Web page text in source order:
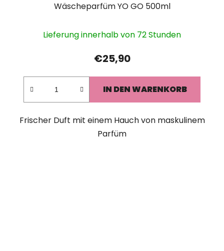
Wäscheparfüm YO GO 500ml
Lieferung innerhalb von 72 Stunden
€25,90
IN DEN WARENKORB
Frischer Duft mit einem Hauch von maskulinem
Parfüm